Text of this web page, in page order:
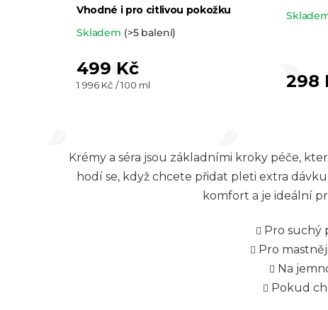
Vhodné i pro citlivou pokožku
Průměrné
produktu
je
Skladem (>5 balení)
499 Kč
Měrná
1 996 Kč / 100 ml
je
5,0
298
Krémy a séra jsou základními kroky péče,
hodí se, když chcete přidat pleti extra
komfort a je ideální
Pro suchý
Pro
Na
Pokud